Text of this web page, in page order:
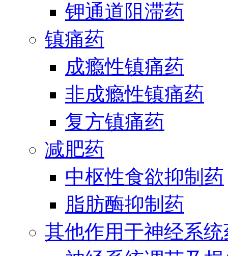
钾通道阻滞药
镇痛药
成瘾性镇痛药
非成瘾性镇痛药
复方镇痛药
减肥药
中枢性食欲抑制药
脂肪酶抑制药
其他作用于神经系统